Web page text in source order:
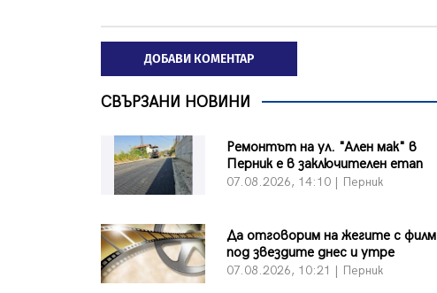
ДОБАВИ КОМЕНТАР
СВЪРЗАНИ НОВИНИ
Ремонтът на ул. "Ален мак" в
Перник е в заключителен етап
07.08.2026, 14:10 | Перник
Да отговорим на жегите с филм
под звездите днес и утре
07.08.2026, 10:21 | Перник